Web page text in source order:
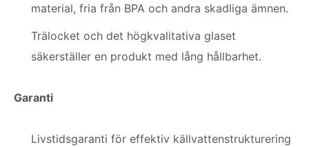
material, fria från BPA och andra skadliga ämnen.
Trälocket och det högkvalitativa glaset
säkerställer en produkt med lång hållbarhet.
Garanti
Livstidsgaranti för effektiv källvattenstrukturering